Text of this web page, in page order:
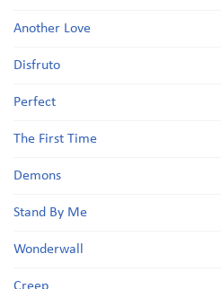
Another Love
Disfruto
Perfect
The First Time
Demons
Stand By Me
Wonderwall